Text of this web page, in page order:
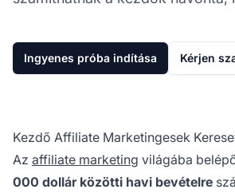
Ingyenes próba indítása Kérjen
Kezdő Affiliate Marketingesek
Az affiliate marketing világába
000 dollár közötti havi bevételre